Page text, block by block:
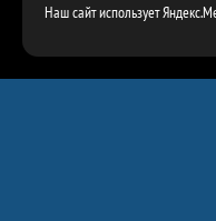
Наш сайт использует